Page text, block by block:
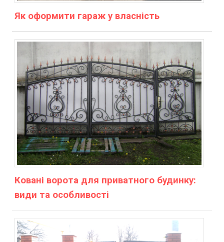
Як оформити гараж у власність
Ковані ворота для приватного будинку:
види та особливості